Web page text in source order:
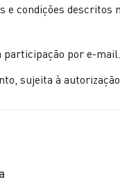
condições descritos
participação por e-mail.
sujeita à